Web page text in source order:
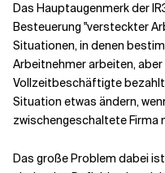
Das Hauptaugenmerk der
Besteuerung "versteckter
Situationen, in denen
Arbeitnehmer arbeiten,
Vollzeitbeschäftigte bezahlt
Situation etwas ändern,
zwischengeschaltete Firma
Das große Problem dabei